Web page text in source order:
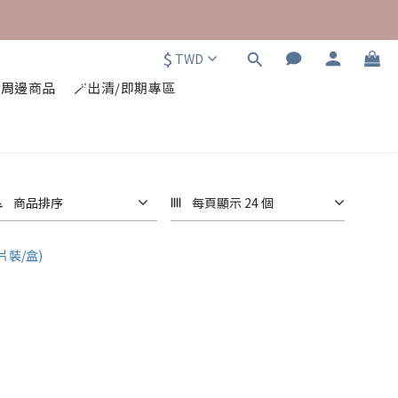
$ TWD
周邊商品 🪄出清/即期專區
商品排序 每頁顯示 24 個